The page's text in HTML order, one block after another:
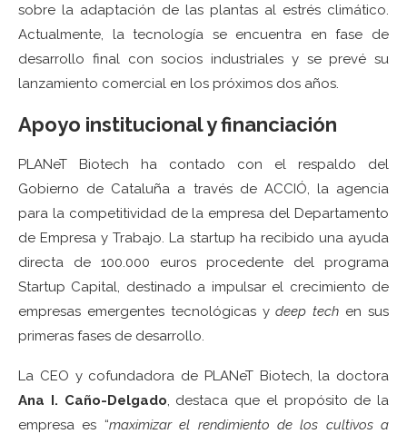
sobre la adaptación de las plantas al estrés climático.
Actualmente, la tecnología se encuentra en fase de
desarrollo final con socios industriales y se prevé su
lanzamiento comercial en los próximos dos años.
Apoyo institucional y financiación
PLANeT Biotech ha contado con el respaldo del
Gobierno de Cataluña a través de ACCIÓ, la agencia
para la competitividad de la empresa del Departamento
de Empresa y Trabajo. La startup ha recibido una ayuda
directa de 100.000 euros procedente del programa
Startup Capital, destinado a impulsar el crecimiento de
empresas emergentes tecnológicas ydeep tech en sus
primeras fases de desarrollo.
La CEO y cofundadora de PLANeT Biotech, la doctora
Ana I. Caño-Delgado, destaca que el propósito de la
empresa es “maximizar el rendimiento de los cultivos a